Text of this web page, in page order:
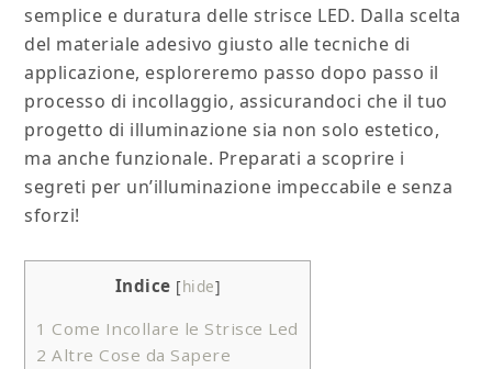
semplice e duratura delle strisce LED. Dalla scelta
del materiale adesivo giusto alle tecniche di
applicazione, esploreremo passo dopo passo il
processo di incollaggio, assicurandoci che il tuo
progetto di illuminazione sia non solo estetico,
ma anche funzionale. Preparati a scoprire i
segreti per un’illuminazione impeccabile e senza
sforzi!
Indice [hide]
1 Come Incollare le Strisce Led
2 Altre Cose da Sapere